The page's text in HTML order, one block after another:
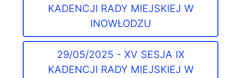
KADENCJI RADY MIEJSKIEJ W
INOWŁODZU
29/05/2025 - XV SESJA IX
KADENCJI RADY MIEJSKIEJ W